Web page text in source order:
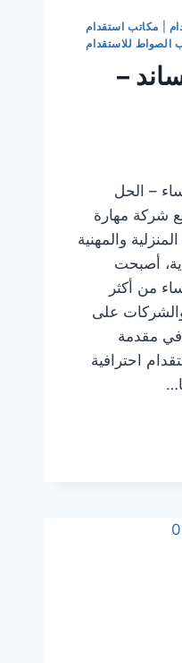
مكاتب استقدام
الصواط للاستقدام
–
– الحل
شركة مهارة
والمهنية
أصبحت
من أكثر
على
مقدمة
احترافية